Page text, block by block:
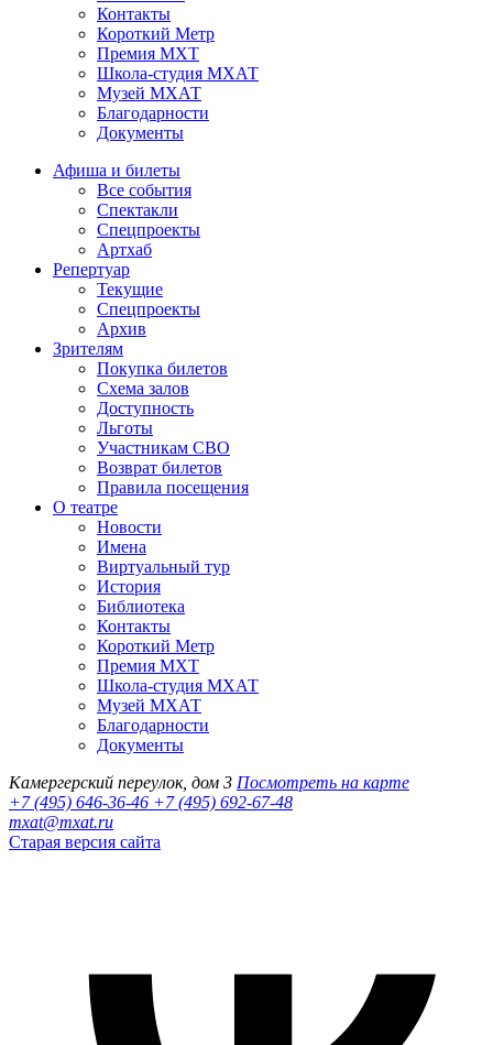
Контакты
Короткий Метр
Премия МХТ
Школа-студия МХАТ
Музей МХАТ
Благодарности
Документы
Афиша и билеты
Все события
Спектакли
Спецпроекты
Артхаб
Репертуар
Текущие
Спецпроекты
Архив
Зрителям
Покупка билетов
Схема залов
Доступность
Льготы
Участникам СВО
Возврат билетов
Правила посещения
О театре
Новости
Имена
Виртуальный тур
История
Библиотека
Контакты
Короткий Метр
Премия МХТ
Школа-студия МХАТ
Музей МХАТ
Благодарности
Документы
Камергерский переулок, дом 3 Посмотреть на карте
+7 (495) 646-36-46 +7 (495) 692-67-48‬
mxat@mxat.ru
Старая версия сайта